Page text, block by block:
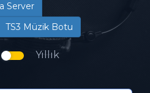
Server
TS3 Müzik Botu
Yıllık